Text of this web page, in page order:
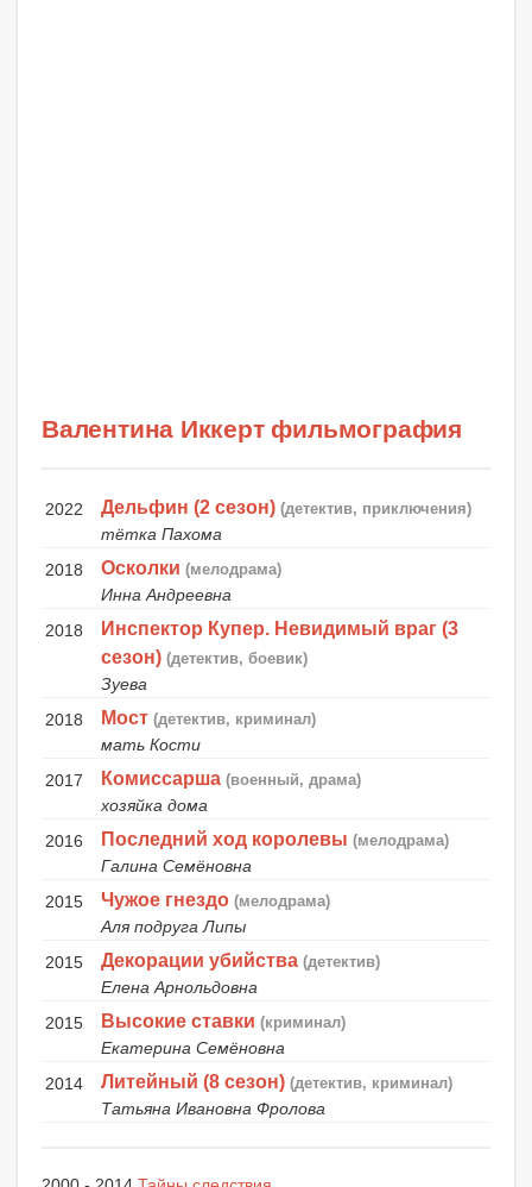
Валентина Иккерт фильмография
2022 Дельфин (2 сезон) (детектив, приключения)
тётка Пахома
2018
Осколки (мелодрама)
Инна Андреевна
2018
Инспектор Купер. Невидимый враг (3
сезон) (детектив, боевик)
Зуева
2018
Мост (детектив, криминал)
мать Кости
2017
Комиссарша (военный, драма)
хозяйка дома
2016
Последний ход королевы (мелодрама)
Галина Семёновна
2015
Чужое гнездо (мелодрама)
Аля подруга Липы
2015
Декорации убийства (детектив)
Елена Арнольдовна
2015
Высокие ставки (криминал)
Екатерина Семёновна
2014
Литейный (8 сезон) (детектив, криминал)
Татьяна Ивановна Фролова